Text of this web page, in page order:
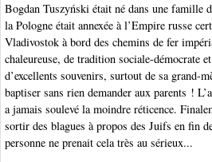
Bogdan Tuszyński était né dans une famille
la Pologne était annexée à l’Empire russe
Vladivostok à bord des chemins de fer
chaleureuse, de tradition sociale-démocrate
d’excellents souvenirs, surtout de sa grand-
baptiser sans rien demander aux parents !
a jamais soulevé la moindre réticence.
sortir des blagues à propos des Juifs en fin
personne ne prenait cela très au sérieux...